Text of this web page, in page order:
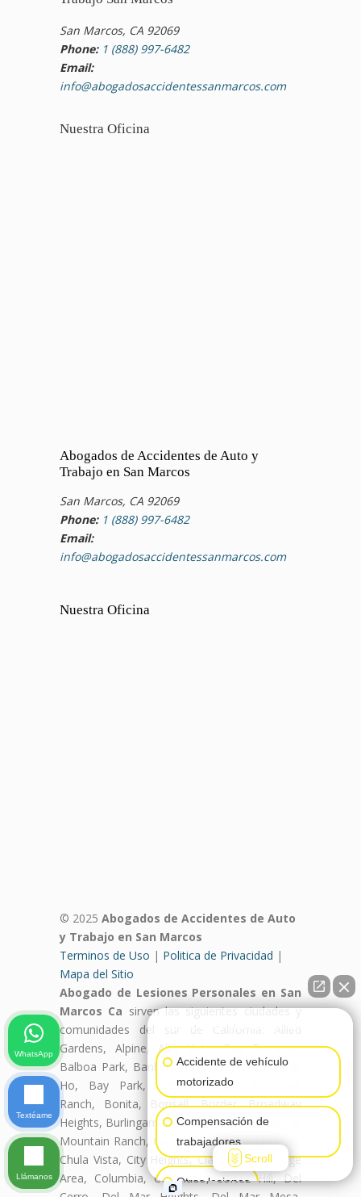
San Marcos, CA 92069
Phone: 1 (888) 997-6482
Email:
info@abogadosaccidentessanmarcos.com
Nuestra Oficina
Abogados de Accidentes de Auto y
Trabajo en San Marcos
San Marcos, CA 92069
Phone: 1 (888) 997-6482
Email:
info@abogadosaccidentessanmarcos.com
Nuestra Oficina
© 2025 Abogados de Accidentes de Auto
y Trabajo en San Marcos
Terminos de Uso | Politica de Privacidad |
Mapa del Sitio
Abogado de Lesiones Personales en San
Marcos Ca sirven las siguientes ciudades y
comunidades del sur de California: Allied
Gardens, Alpine, Alta Vista, Bay Terraces,
Balboa Park, Bankers Hill, Barrio Logan, Bay
Ho, Bay Park, Birdland, Black Mountain
Ranch, Bonita, Bonsall, Border, Broadway
Heights, Burlingame, Cardiff, Carlsbad, Carmel
Mountain Ranch, Carmel Valley, Chollas View,
Chula Vista, City Heights, Clairemont, College
Area, Columbia, Coronado, Cortez Hill, Del
Accidente de vehículo
motorizado
Compensación de
trabajadores
Otras lesiones
Scroll
WhatsApp
Textéame
Llámanos